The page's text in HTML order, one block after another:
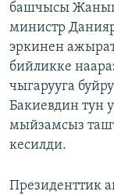
башчысы
министр
эркинен
бийликке
чыгарууга
Бакиевдин тун
мыйзамсыз
кесилди.
Президенттик